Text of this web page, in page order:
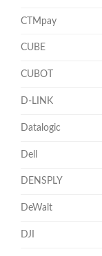
CTMpay
CUBE
CUBOT
D-LINK
Datalogic
Dell
DENSPLY
DeWalt
DJI